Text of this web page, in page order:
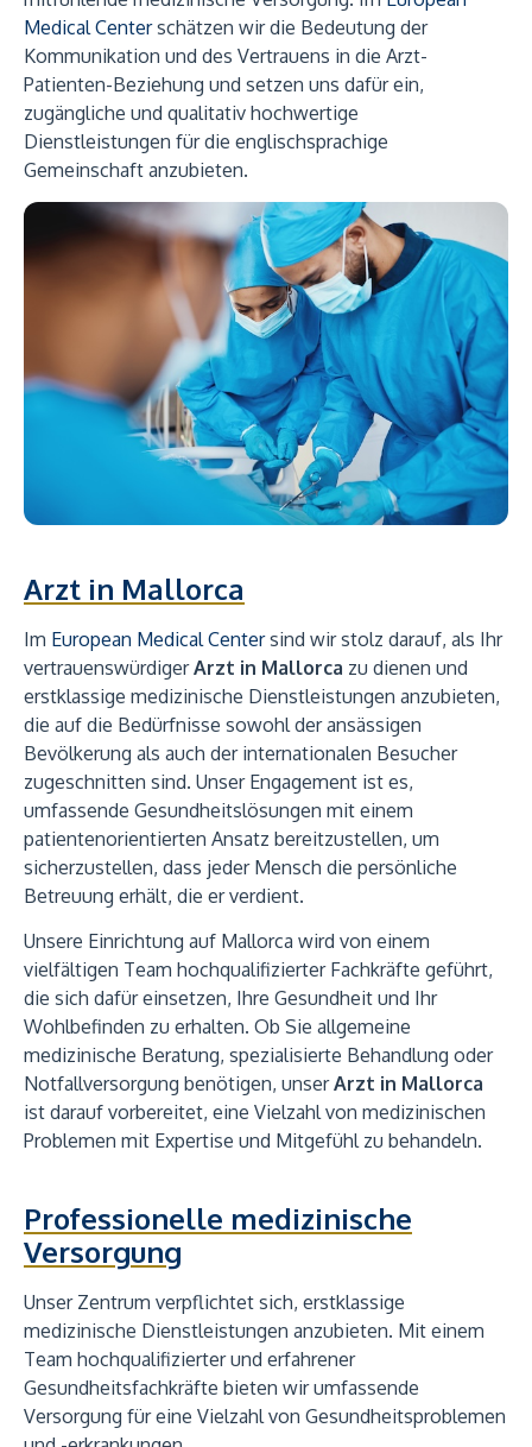
Medical Centerschätzen wir die Bedeutung der
Kommunikation und des Vertrauens in die Arzt-
Patienten-Beziehung und setzen uns dafür ein,
zugängliche und qualitativ hochwertige
Dienstleistungen für die englischsprachige
Gemeinschaft anzubieten.
Arzt in Mallorca
Im European Medical Centersind wir stolz darauf, als Ihr
vertrauenswürdigerArzt in Mallorca zu dienen und
erstklassige medizinische Dienstleistungen anzubieten,
die auf die Bedürfnisse sowohl der ansässigen
Bevölkerung als auch der internationalen Besucher
zugeschnitten sind. Unser Engagement ist es,
umfassende Gesundheitslösungen mit einem
patientenorientierten Ansatz bereitzustellen, um
sicherzustellen, dass jeder Mensch die persönliche
Betreuung erhält, die er verdient.
Unsere Einrichtung auf Mallorca wird von einem
vielfältigen Team hochqualifizierter Fachkräfte geführt,
die sich dafür einsetzen, Ihre Gesundheit und Ihr
Wohlbefinden zu erhalten. Ob Sie allgemeine
medizinische Beratung, spezialisierte Behandlung oder
Notfallversorgung benötigen, unserArzt in Mallorca
ist darauf vorbereitet, eine Vielzahl von medizinischen
Problemen mit Expertise und Mitgefühl zu behandeln.
Professionelle medizinische
Versorgung
Unser Zentrum verpflichtet sich, erstklassige
medizinische Dienstleistungen anzubieten. Mit einem
Team hochqualifizierter und erfahrener
Gesundheitsfachkräfte bieten wir umfassende
Versorgung für eine Vielzahl von Gesundheitsproblemen